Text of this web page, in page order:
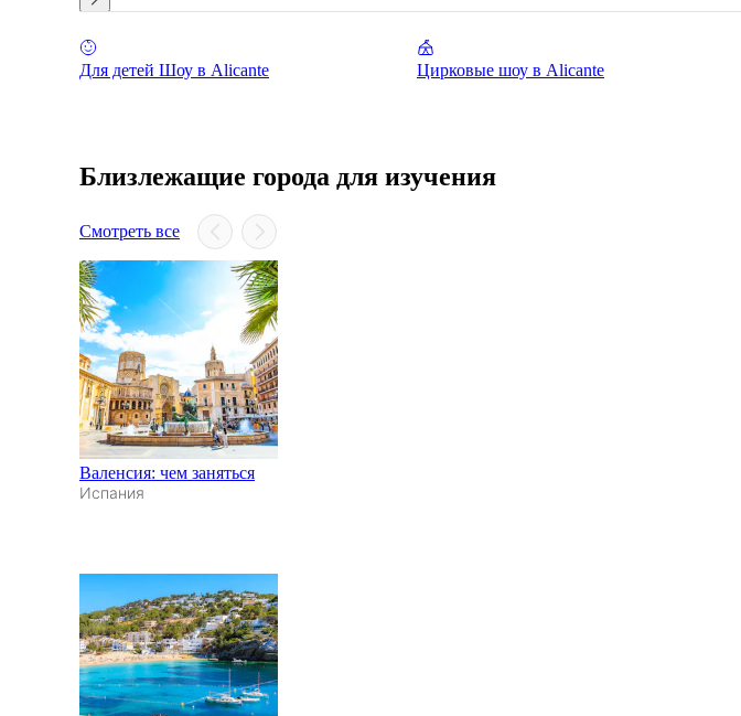
Для детей Шоу в Alicante Цирковые шоу в Alicante
Близлежащие города для изучения
Смотреть все
Валенсия: чем заняться
Испания